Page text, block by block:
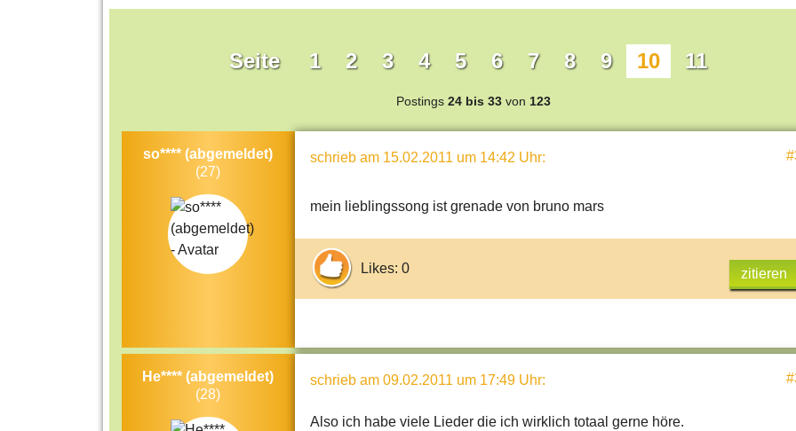
Seite 1 2 3 4 5 6 7 8 9 10 11
Postings 24 bis 33 von 123
so**** (abgemeldet)
(27)
schrieb am 15.02.2011 um 14:42 Uhr:
mein lieblingssong ist grenade von bruno mars
Likes: 0 zitieren
He**** (abgemeldet)
(28)
schrieb am 09.02.2011 um 17:49 Uhr:
Also ich habe viele Lieder die ich wirklich totaal gerne höre.